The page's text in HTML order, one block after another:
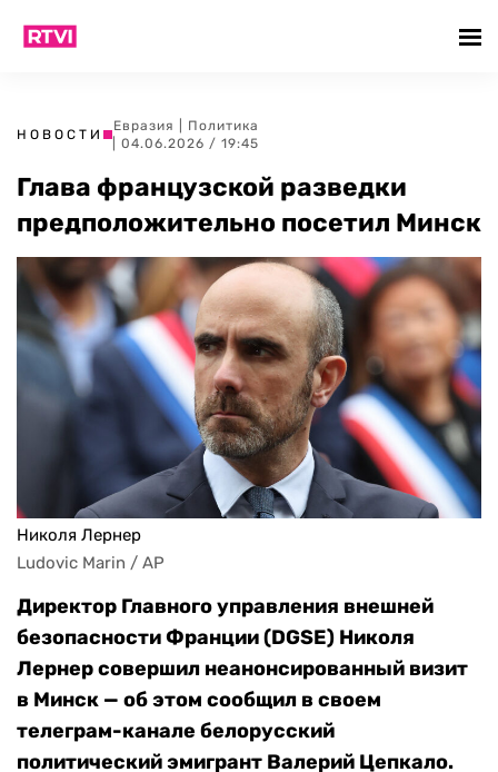
НОВОСТИ
Евразия
Политика
| 04.06.2026 / 19:45
Глава французской разведки
предположительно посетил Минск
Николя Лернер
Ludovic Marin / AP
Директор Главного управления внешней
безопасности Франции (DGSE) Николя
Лернер совершил неанонсированный визит
в Минск — об этом сообщил в своем
телеграм-канале белорусский
политический эмигрант Валерий Цепкало.